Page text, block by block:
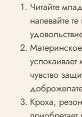
Читайте
напевайте
чувство
Кроха,